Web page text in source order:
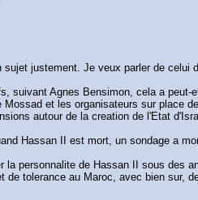
sujet justement. Je veux parler de
suivant Agnes Bensimon, cela a
Mossad et les organisateurs sur place
autour de la creation de l'Etat
Hassan II est mort, un sondage a
la personnalite de Hassan II sous des
de tolerance au Maroc, avec bien sur,